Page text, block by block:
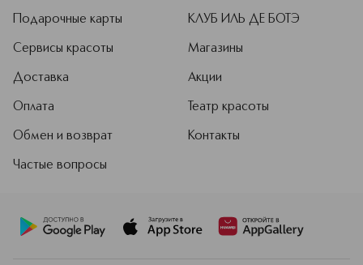
Подарочные карты
Сервисы красоты
Доставка
Оплата
Обмен и возврат
Частые вопросы
КЛУБ ИЛЬ ДЕ БОТЭ
Магазины
Акции
Театр красоты
Контакты